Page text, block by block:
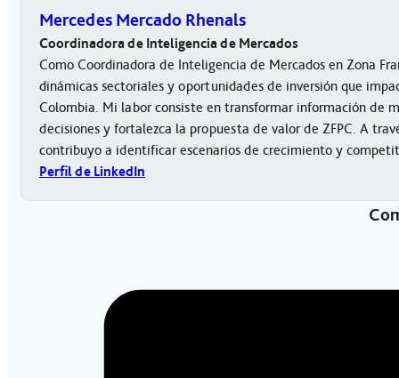
Mercedes Mercado Rhenals
Coordinadora de Inteligencia de Mercados
Como Coordinadora de Inteligencia de Mercados en Zona
dinámicas sectoriales y oportunidades de inversión que
Colombia. Mi labor consiste en transformar información de
decisiones y fortalezca la propuesta de valor de ZFPC. A
contribuyo a identificar escenarios de crecimiento y
Perfil de LinkedIn